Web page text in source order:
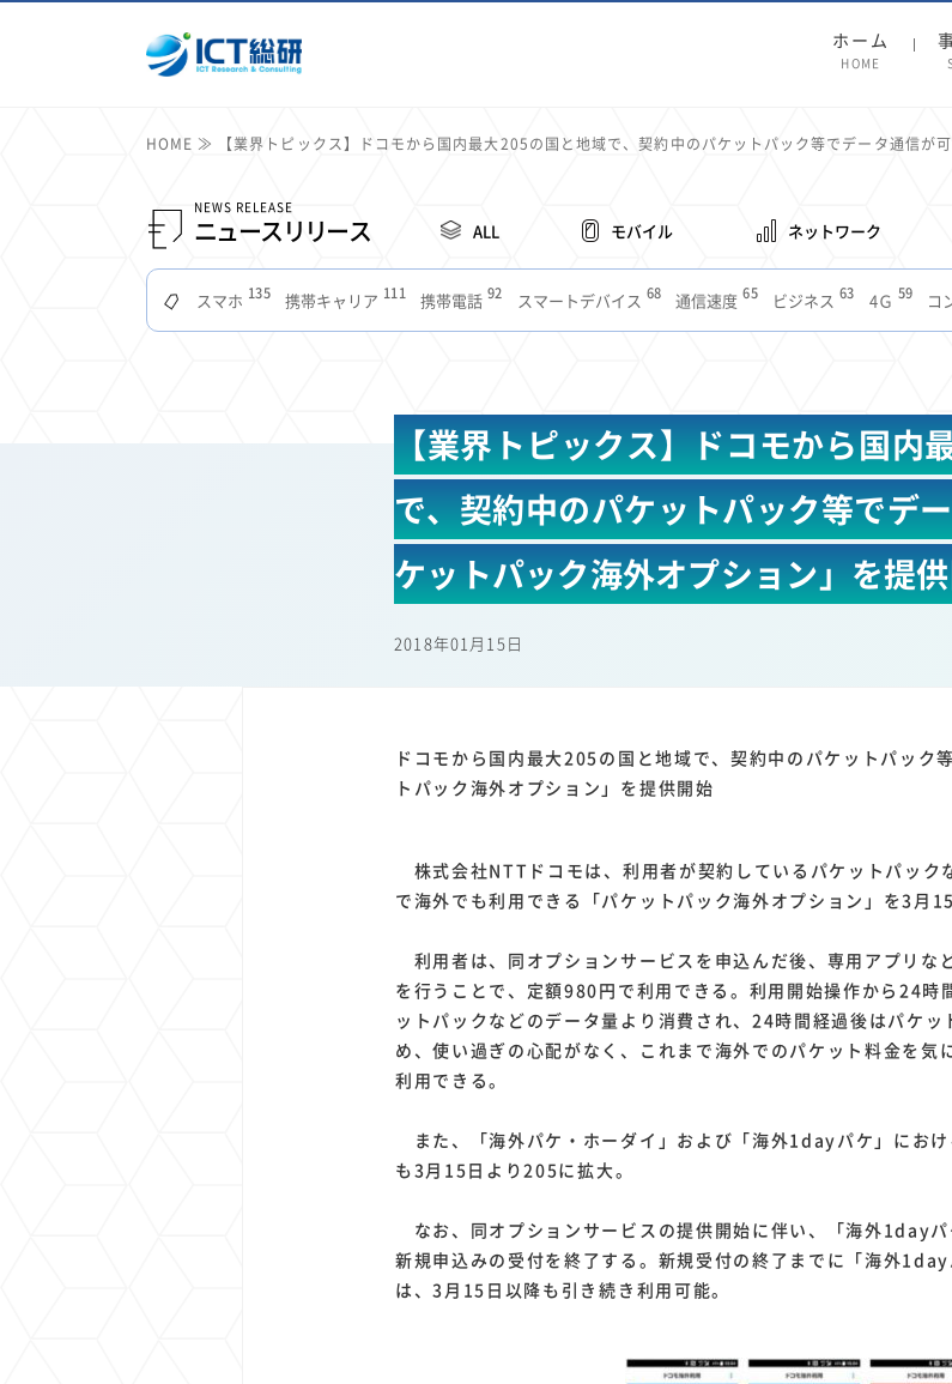
ホーム
HOME
HOME 【業界トピックス】ドコモから国内最大205の国と地域で、契約中のパケットパック等でデータ通信が
NEWS RELEASE
ニュースリリース ALL モバイル ネットワーク
スマホ 135 携帯キャリア 111 携帯電話 92 スマートデバイス 68 通信速度 65 ビジネス 63 4Ｇ 59 コ
つながりやすさ 51 電波状況 49 ドコモ 48 タブレット 38 インターネット 36 ビジネスシーン 31 混雑環
キャッシュレス決済 待ち合わせ場所 スマートフォン 東西エリア別
ワイモバイル 6 モバイルルーター 6 新幹線 生成AI 5 電子書籍 4 chatGPT 4
3 マイナポイント 3 3 3 Anthropic 2 Perplexity
Netflix 2 Microsoft 2 Canva AI 2 Azure 2 Sora 2 LINE 2 法人 1 中東
MNO スマートホーム家電 1 クラウド ライドシェア ポイントサービ
NTTドコモ オンラインサロン 1
【業界トピックス】ドコモから国内
で、契約中のパケットパック等でデ
ケットパック海外オプション」を提
2018年01月15日
ドコモから国内最大205の国と地域で、契約中のパケットパック
トパック海外オプション」を提供開始
株式会社NTTドコモは、利用者が契約しているパケットパック
で海外でも利用できる「パケットパック海外オプション」を3月
利用者は、同オプションサービスを申込んだ後、専用アプリな
を行うことで、定額980円で利用できる。利用開始操作から24時
ットパックなどのデータ量より消費され、24時間経過後はパケッ
め、使い過ぎの心配がなく、これまで海外でのパケット料金を気
利用できる。
また、「海外パケ・ホーダイ」および「海外1dayパケ」にお
も3月15日より205に拡大。
なお、同オプションサービスの提供開始に伴い、「海外1day
新規申込みの受付を終了する。新規受付の終了までに「海外
は、3月15日以降も引き続き利用可能。